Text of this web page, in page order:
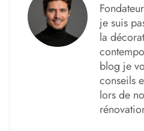
je suis
la
blog je
conseils
lors de